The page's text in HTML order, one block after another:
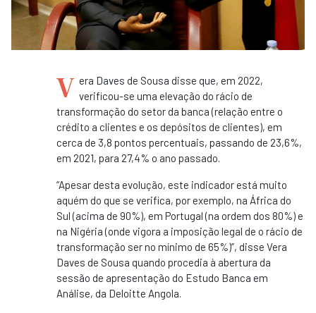
V era Daves de Sousa disse que, em 2022,
verificou-se uma elevação do rácio de
transformação do setor da banca (relação entre o
crédito a clientes e os depósitos de clientes), em
cerca de 3,8 pontos percentuais, passando de 23,6%,
em 2021, para 27,4% o ano passado.
“Apesar desta evolução, este indicador está muito
aquém do que se verifica, por exemplo, na África do
Sul (acima de 90%), em Portugal (na ordem dos 80%) e
na Nigéria (onde vigora a imposição legal de o rácio de
transformação ser no mínimo de 65%)”, disse Vera
Daves de Sousa quando procedia à abertura da
sessão de apresentação do Estudo Banca em
Análise, da Deloitte Angola.